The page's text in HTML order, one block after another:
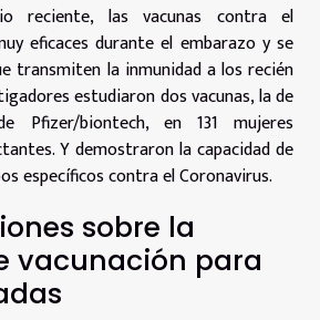
reciente, las vacunas contra el
eficaces durante el embarazo y se
transmiten la inmunidad a los recién
estudiaron dos vacunas, la de
Pfizer/biontech, en 131 mujeres
Y demostraron la capacidad de
específicos contra el Coronavirus.
sobre la
vacunación para